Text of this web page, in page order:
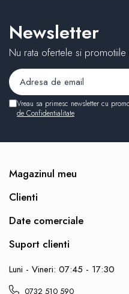
Newsletter
Nu rata ofertele si promotiile
Vreau sa primesc newsletter cu
de Confidentialitate
Magazinul meu
Clienti
Date comerciale
Suport clienti
Luni - Vineri: 07:45 - 17:30
0732 510 590